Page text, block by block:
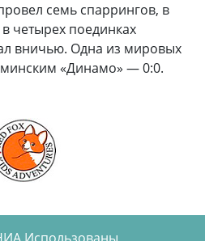
семь спаррингов, в
четырех поединках
вничью. Одна из мировых
минским «Динамо» — 0:0.